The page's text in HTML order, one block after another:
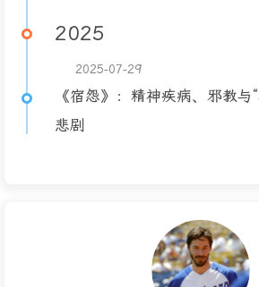
2025
2025-07-29
《宿怨》：精神疾病、邪教与
悲剧